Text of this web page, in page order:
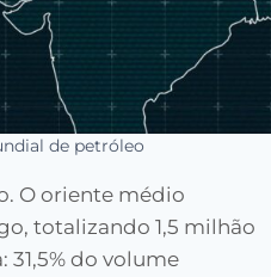
de petróleo
O oriente médio
totalizando 1,5 milhão
do volume